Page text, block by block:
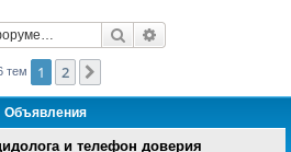
Поиск
тем 1 2
Объявления
и телефон доверия